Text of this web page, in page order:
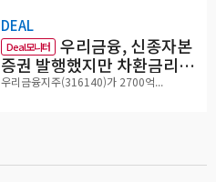
DEAL
Deal모니터 우리금융, 신종자본
증권 발행했지만 차환금리
'부담'
우리금융지주(316140)가 2700억...